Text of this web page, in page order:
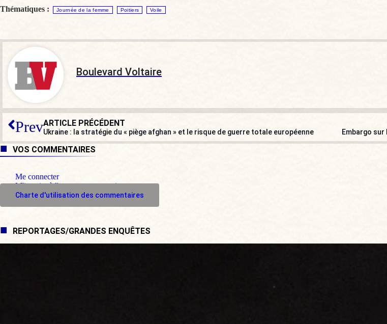
Thématiques : Journée de la femme Poitiers Voile
Boulevard Voltaire
PrevARTICLE PRÉCÉDENT
Ukraine : la stratégie du « piège afghan » et le risque de guerre totale européenne
VOS COMMENTAIRES
Me connecter
M'inscrire à l'espace commentaire
Charte d'utilisation des commentaires
REPORTAGES/GRANDES ENQUÊTES